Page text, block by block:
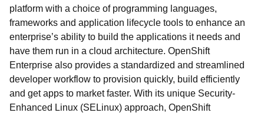
platform with a choice of programming languages,
frameworks and application lifecycle tools to enhance an
enterprise’s ability to build the applications it needs and
have them run in a cloud architecture. OpenShift
Enterprise also provides a standardized and streamlined
developer workflow to provision quickly, build efficiently
and get apps to market faster. With its unique Security-
Enhanced Linux (SELinux) approach, OpenShift